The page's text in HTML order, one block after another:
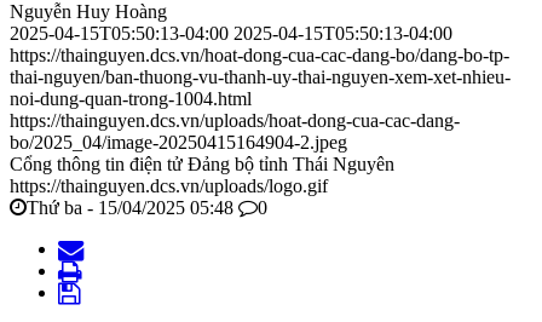
Nguyễn Huy Hoàng
2025-04-15T05:50:13-04:00 2025-04-15T05:50:13-04:00
https://thainguyen.dcs.vn/hoat-dong-cua-cac-dang-bo/dang-bo-tp-
thai-nguyen/ban-thuong-vu-thanh-uy-thai-nguyen-xem-xet-nhieu-
noi-dung-quan-trong-1004.html
https://thainguyen.dcs.vn/uploads/hoat-dong-cua-cac-dang-
bo/2025_04/image-20250415164904-2.jpeg
Cổng thông tin điện tử Đảng bộ tỉnh Thái Nguyên
https://thainguyen.dcs.vn/uploads/logo.gif
Thứ ba - 15/04/2025 05:48
0